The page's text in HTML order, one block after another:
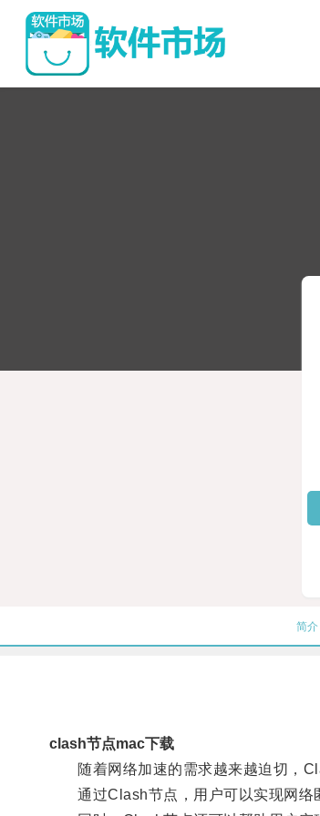
简介
clash节点mac下载
随着网络加速的需求越来越迫切，
通过Clash节点，用户可以实现网络